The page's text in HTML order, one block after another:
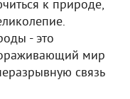
к природе,
- это
мир
связь